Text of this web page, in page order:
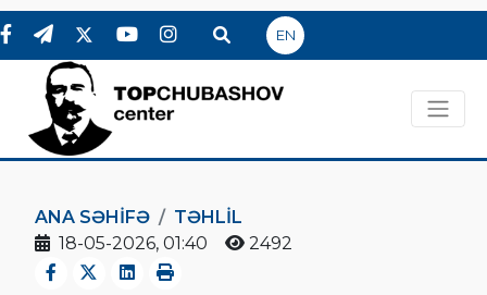
EN
ANA SƏHIFƏ
TƏHLİL
18-05-2026, 01:40
2492